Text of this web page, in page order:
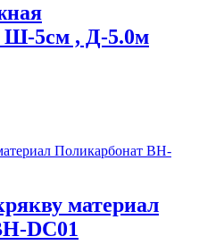
Ш-5см , Д-5.0м
материал
DC01